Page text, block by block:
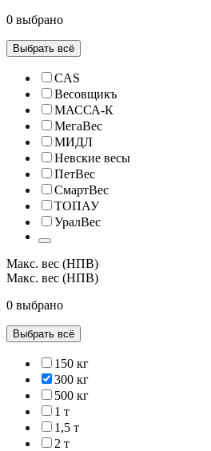
0 выбрано
Выбрать всё
CAS
Весовщикъ
МАССА-К
МегаВес
МИДЛ
Невские весы
ПетВес
СмартВес
ТОПАУ
УралВес
Макс. вес (НПВ)
Макс. вес (НПВ)
0 выбрано
Выбрать всё
150 кг
300 кг
500 кг
1 т
1,5 т
2 т